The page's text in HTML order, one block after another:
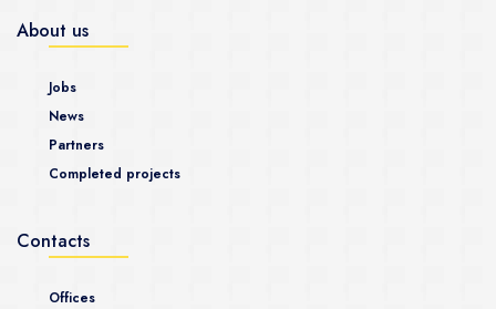
About us
Jobs
News
Partners
Completed projects
Contacts
Offices